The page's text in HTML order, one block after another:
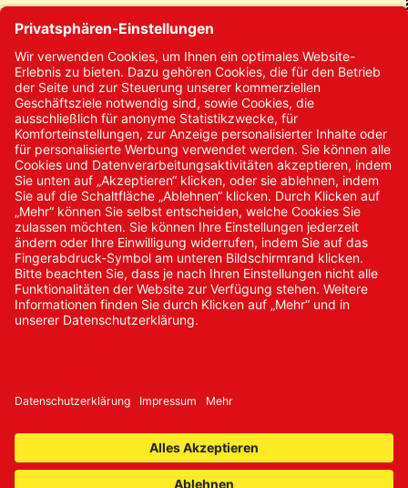
Kontakt
Kontakt/Anfrage
Neukundenanmeldung
Kennwort vergessen
Bestellungen
Sendung verfolgen
© 2024 Promed Vertriebsgesellschaft mbH | Alle Rechte
* Alle Preise zzgl. gesetzlicher Mehrwertsteuer